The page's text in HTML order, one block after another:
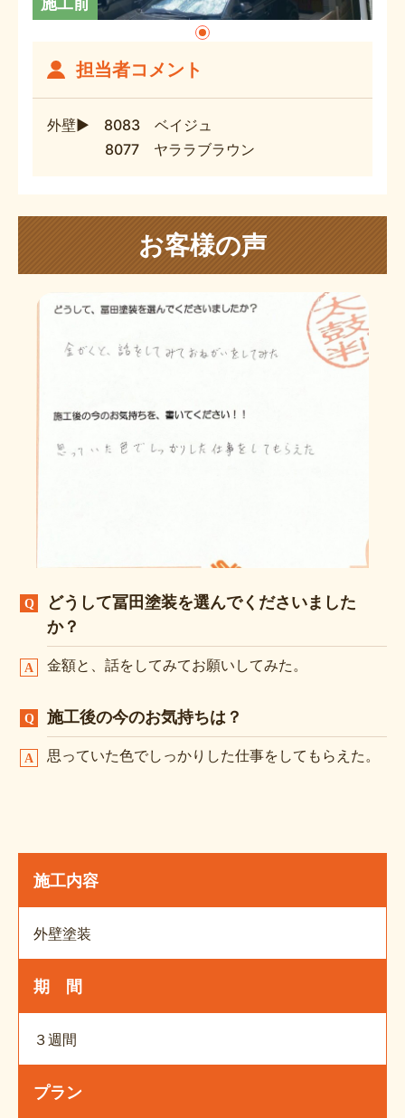
担当者コメント
外壁▶ 8083 ベイジュ
8077 ヤララブラウン
お客様の声
どうして冨田塗装を選んでくださいました
か？
金額と、話をしてみてお願いしてみた。
施工後の今のお気持ちは？
思っていた色でしっかりした仕事をしてもらえた。
施工内容
外壁塗装
期 間
３週間
プラン